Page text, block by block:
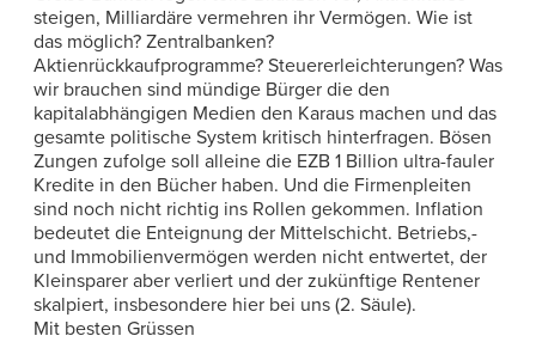
steigen, Milliardäre vermehren ihr Vermögen. Wie ist
das möglich? Zentralbanken?
Aktienrückkaufprogramme? Steuererleichterungen? Was
wir brauchen sind mündige Bürger die den
kapitalabhängigen Medien den Karaus machen und das
gesamte politische System kritisch hinterfragen. Bösen
Zungen zufolge soll alleine die EZB 1 Billion ultra-fauler
Kredite in den Bücher haben. Und die Firmenpleiten
sind noch nicht richtig ins Rollen gekommen. Inflation
bedeutet die Enteignung der Mittelschicht. Betriebs,-
und Immobilienvermögen werden nicht entwertet, der
Kleinsparer aber verliert und der zukünftige Rentener
skalpiert, insbesondere hier bei uns (2. Säule).
Mit besten Grüssen